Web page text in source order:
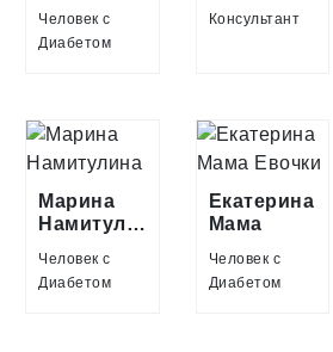
Человек с
Диабетом
Консультант
Марина
Намитулина
Человек с
Диабетом
Екатерина
Мама
Человек с
Диабетом